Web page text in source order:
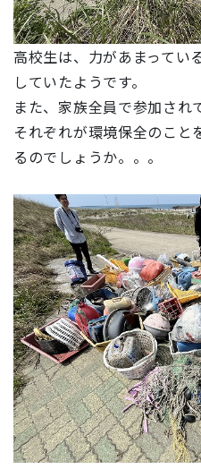
高校生は、力があまってい
していたようです。
また、家族全員で参加され
それぞれが環境保全のこと
るのでしょうか。。。